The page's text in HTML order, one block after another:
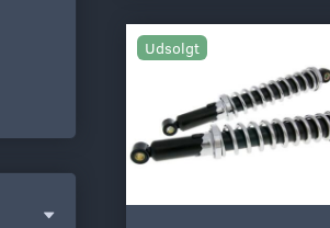
Udsolgt